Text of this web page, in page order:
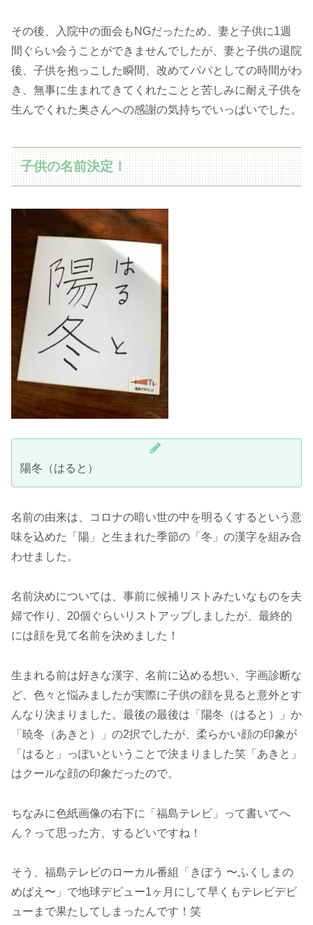
その後、入院中の面会もNGだったため、妻と子供に1週
間ぐらい会うことができませんでしたが、妻と子供の退院
後、子供を抱っこした瞬間、改めてパパとしての時間がわ
き、無事に生まれてきてくれたことと苦しみに耐え子供を
生んでくれた奥さんへの感謝の気持ちでいっぱいでした。
子供の名前決定！
陽冬（はると）
名前の由来は、コロナの暗い世の中を明るくするという意
味を込めた「陽」と生まれた季節の「冬」の漢字を組み合
わせました。
名前決めについては、事前に候補リストみたいなものを夫
婦で作り、20個ぐらいリストアップしましたが、最終的
には顔を見て名前を決めました！
生まれる前は好きな漢字、名前に込める想い、字画診断な
ど、色々と悩みましたが実際に子供の顔を見ると意外とす
んなり決まりました。最後の最後は「陽冬（はると）」か
「暁冬（あきと）」の2択でしたが、柔らかい顔の印象が
「はると」っぽいということで決まりました笑「あきと」
はクールな顔の印象だったので。
ちなみに色紙画像の右下に「福島テレビ」って書いてへ
ん？って思った方、するどいですね！
そう、福島テレビのローカル番組「きぼう 〜ふくしまの
めばえ〜」で地球デビュー1ヶ月にして早くもテレビデビ
ューまで果たしてしまったんです！笑